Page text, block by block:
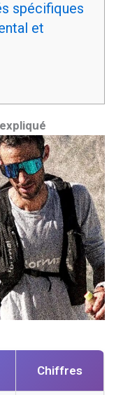
spécifiques
et
Chiffres